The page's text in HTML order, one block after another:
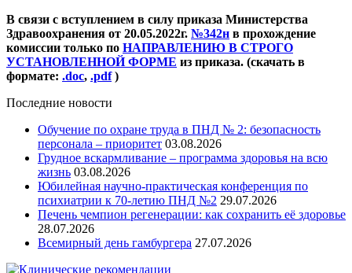
В связи с вступлением в силу приказа Министерства
Здравоохранения от 20.05.2022г. №342н в прохождение
комиссии только по НАПРАВЛЕНИЮ В СТРОГО
УСТАНОВЛЕННОЙ ФОРМЕ из приказа. (скачать в
формате: .doc, .pdf)
Последние новости
Обучение по охране труда в ПНД № 2: безопасность
персонала – приоритет 03.08.2026
Грудное вскармливание – программа здоровья на всю
жизнь 03.08.2026
Юбилейная научно-практическая конференция по
психиатрии к 70-летию ПНД №2 29.07.2026
Печень чемпион регенерации: как сохранить её здоровье
28.07.2026
Всемирный день гамбургера 27.07.2026